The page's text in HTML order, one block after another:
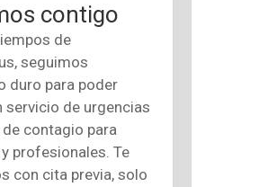
contigo
de
seguimos
duro para poder
servicio de urgencias
contagio para
profesionales. Te
con cita previa, solo